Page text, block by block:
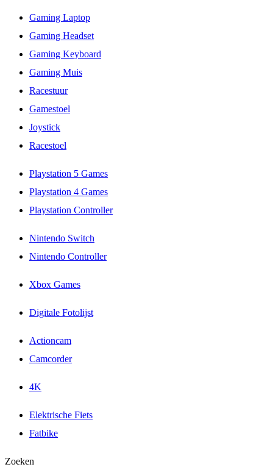
Gaming Laptop
Gaming Headset
Gaming Keyboard
Gaming Muis
Racestuur
Gamestoel
Joystick
Racestoel
Playstation 5 Games
Playstation 4 Games
Playstation Controller
Nintendo Switch
Nintendo Controller
Xbox Games
Digitale Fotolijst
Actioncam
Camcorder
4K
Elektrische Fiets
Fatbike
Zoeken